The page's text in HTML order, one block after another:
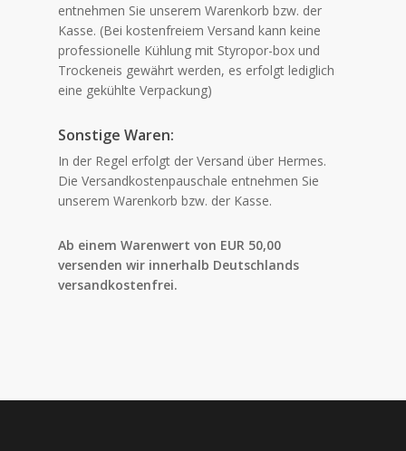
entnehmen Sie unserem Warenkorb bzw. der
Kasse. (Bei kostenfreiem Versand kann keine
professionelle Kühlung mit Styropor-box und
Trockeneis gewährt werden, es erfolgt lediglich
eine gekühlte Verpackung)
Sonstige Waren:
In der Regel erfolgt der Versand über Hermes.
Die Versandkostenpauschale entnehmen Sie
unserem Warenkorb bzw. der Kasse.
Ab einem Warenwert von EUR 50,00
versenden wir innerhalb Deutschlands
versandkostenfrei.